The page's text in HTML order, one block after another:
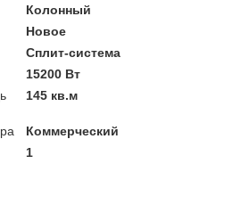
Колонный
Новое
Сплит-система
15200 Вт
145 кв.м
Коммерческий
1